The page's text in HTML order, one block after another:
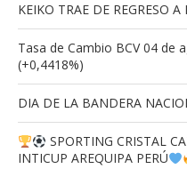
KEIKO TRAE DE REGRESO
Tasa de Cambio BCV 04 de
(+0,4418%)
DIA DE LA BANDERA
SPORTING CRISTAL
INTICUP AREQUIPA PERÚ